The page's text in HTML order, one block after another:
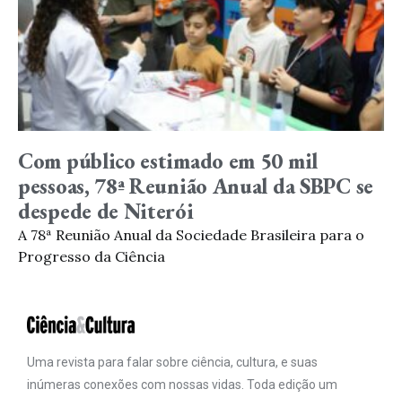
Com público estimado em 50 mil
pessoas, 78ª Reunião Anual da SBPC se
despede de Niterói
A 78ª Reunião Anual da Sociedade Brasileira para o
Progresso da Ciência
Uma revista para falar sobre ciência, cultura, e suas
inúmeras conexões com nossas vidas. Toda edição um